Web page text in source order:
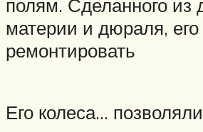
полям. Сделанного из
материи и дюраля,
ремонтировать
Его колеса…